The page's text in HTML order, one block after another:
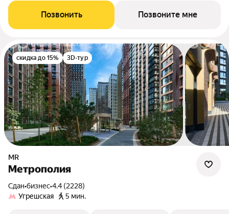
Позвонить Позвоните мне
скидка до 15% 3D-тур
MR
Метрополия
Сдан•бизнес•4.4 (2228)
Угрешская
5 мин.